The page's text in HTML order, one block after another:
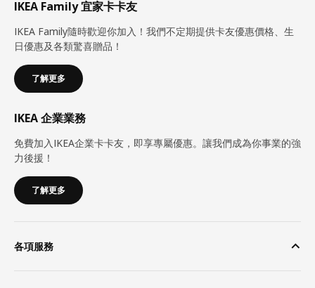
IKEA Family 宜家卡卡友
IKEA Family隨時歡迎你加入！我們不定期提供卡友優惠價格、生
日優惠及各類驚喜贈品！
了解更多
IKEA 企業業務
免費加入IKEA企業卡卡友，即享專屬優惠。讓我們成為你事業的強
力後援！
了解更多
各項服務